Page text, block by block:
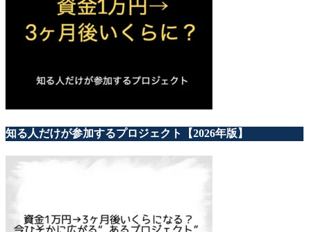
知る人だけが参加するプロジェクト【2026年版】